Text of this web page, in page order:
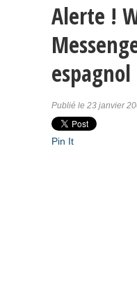
Alerte !
espagnol
Publié le 23 janvier
Pin It